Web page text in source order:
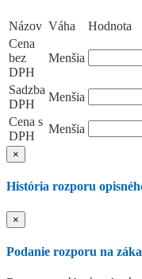
Názov Váha Hodnota
Cena
bez
DPH
Menšia
Sadzba
DPH
Menšia
Cena s
DPH
Menšia
×
História rozporu
×
Podanie rozporu na